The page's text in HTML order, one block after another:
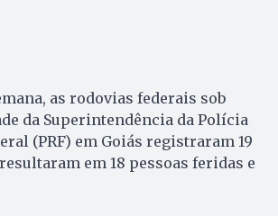
as rodovias federais sob
da Superintendência da Polícia
(PRF) em Goiás registraram 19
em 18 pessoas feridas e